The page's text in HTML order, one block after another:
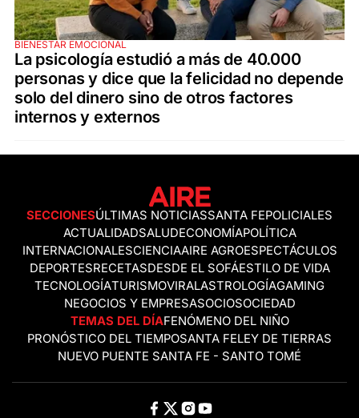
BIENESTAR EMOCIONAL
La psicología estudió a más de 40.000
personas y dice que la felicidad no depende
solo del dinero sino de otros factores
internos y externos
SECCIONESÚLTIMAS NOTICIASSANTA FEPOLICIALES
ACTUALIDADSALUDECONOMÍAPOLÍTICA
INTERNACIONALESCIENCIAAIRE AGROESPECTÁCULOS
DEPORTESRECETASDESDE EL SOFÁESTILO DE VIDA
TECNOLOGÍATURISMOVIRALASTROLOGÍAGAMING
NEGOCIOS Y EMPRESASOCIOSOCIEDAD
TEMAS DEL DÍAFENÓMENO DEL NIÑO
PRONÓSTICO DEL TIEMPOSANTA FELEY DE TIERRAS
NUEVO PUENTE SANTA FE - SANTO TOMÉ